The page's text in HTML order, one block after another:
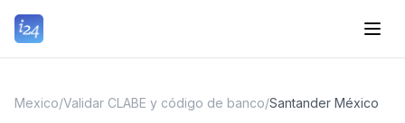
Mexico/Validar CLABE y código de banco/Santander México